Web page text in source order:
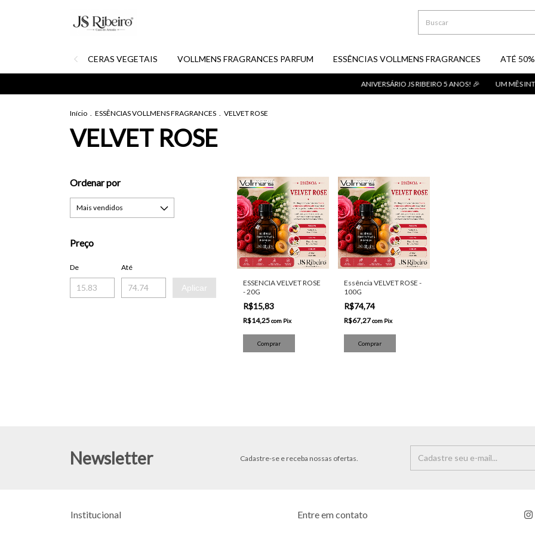
CERAS VEGETAIS VOLLMENS FRAGRANCES PARFUM ESSÊNCIAS VOLLMENS FRAGRANCES ATÉ
ANIVERSÁRIO JS RIBEIRO 5 ANOS! 🎉 UM MÊS
Início . ESSÊNCIAS VOLLMENS FRAGRANCES . VELVET ROSE
VELVET ROSE
Ordenar por
Preço
De Até
Aplicar
ESSENCIA VELVET ROSE
- 20G
R$15,83
R$14,25com Pix
Essência VELVET ROSE -
100G
R$74,74
R$67,27com Pix
Newsletter Cadastre-se e receba nossas ofertas.
Institucional Entre em contato